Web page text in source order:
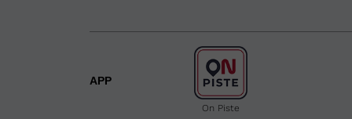
APP
On Piste